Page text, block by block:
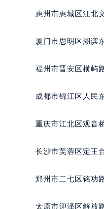
北
内
内
内
内
内
内
惠州市惠城区江北
厦门市思明区湖滨
福州市晋安区横屿
成都市锦江区人民
重庆市江北区观音
长沙市芙蓉区定王
郑州市二七区铭功
太原市迎泽区解放